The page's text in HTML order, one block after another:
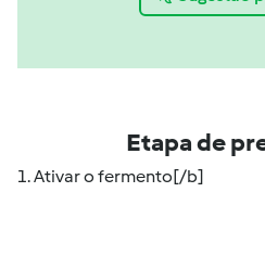
Etapa de
1. Ativar o fermento[/b]